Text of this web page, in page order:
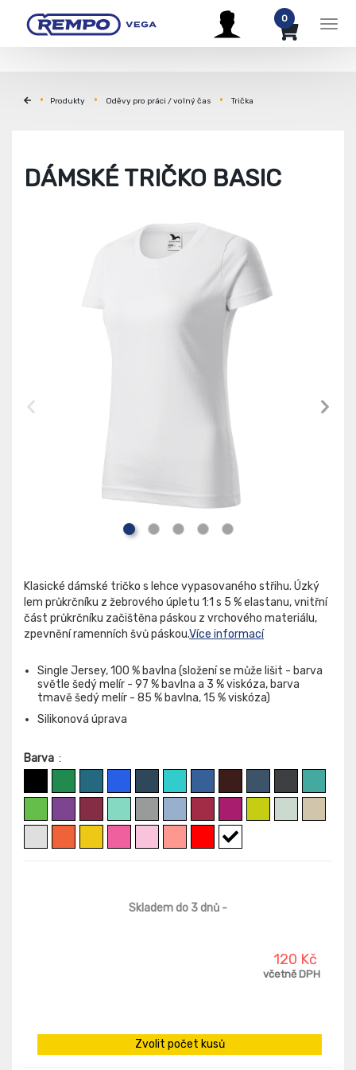
0
Produkty Oděvy pro práci / volný čas Trička
DÁMSKÉ TRIČKO BASIC
Klasické dámské tričko s lehce vypasovaného střihu. Úzký
lem průkrčníku z žebrového úpletu 1:1 s 5 % elastanu, vnitřní
část průkrčníku začištěna páskou z vrchového materiálu,
zpevnění ramenních švů páskou.Více informací
Single Jersey, 100 % bavlna (složení se může lišit - barva
světle šedý melír - 97 % bavlna a 3 % viskóza, barva
tmavě šedý melír - 85 % bavlna, 15 % viskóza)
Silikonová úprava
Barva :
Skladem do 3 dnů -
120 Kč
včetně DPH
Zvolit počet kusů